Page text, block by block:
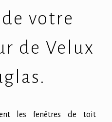
votre
de Velux
les fenêtres de toit